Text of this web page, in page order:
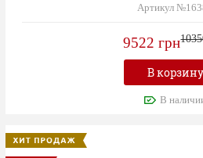
Артикул
9522 грн
В корзину
В